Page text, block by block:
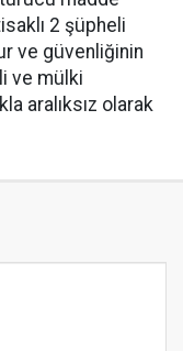
2 şüpheli
ve güvenliğinin
ve mülki
aralıksız olarak